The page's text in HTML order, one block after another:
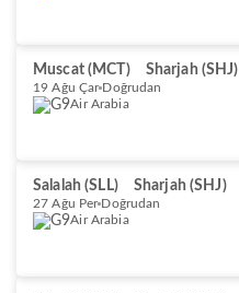
Muscat (MCT) Sharjah (SHJ)
19 Ağu Çar Doğrudan
Air Arabia
Salalah (SLL) Sharjah (SHJ)
27 Ağu Per Doğrudan
Air Arabia